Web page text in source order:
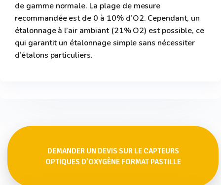
de gamme normale. La plage de mesure
recommandée est de 0 à 10% d’O2. Cependant, un
étalonnage à l’air ambiant (21% O2) est possible, ce
qui garantit un étalonnage simple sans nécessiter
d’étalons particuliers.
DEMANDER UN DEVIS SUR LE CAPTEURS
OPTIQUES D’OXYGÈNE FORMAT PASTILLE